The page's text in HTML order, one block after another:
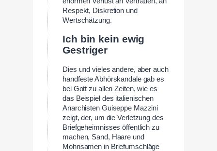
Respekt, Diskretion und
Wertschätzung.
Ich bin kein ewig
Gestriger
Dies und vieles andere, aber auch
handfeste Abhörskandale gab es
bei Gott zu allen Zeiten, wie es
das Beispiel des italienischen
Anarchisten Guiseppe Mazzini
zeigt, der, um die Verletzung des
Briefgeheimnisses öffentlich zu
machen, Sand, Haare und
Mohnsamen in Briefumschläge